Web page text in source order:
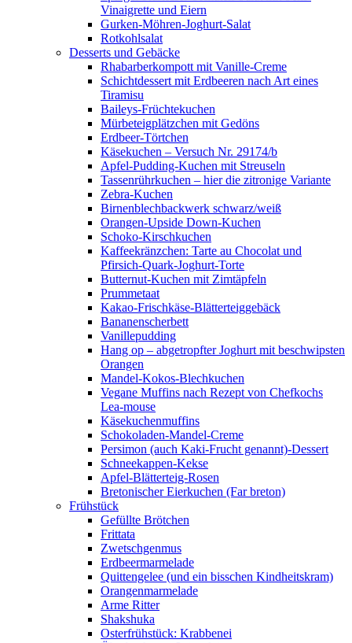
Vinaigrette und Eiern
Gurken-Möhren-Joghurt-Salat
Rotkohlsalat
Desserts und Gebäcke
Rhabarberkompott mit Vanille-Creme
Schichtdessert mit Erdbeeren nach Art eines
Tiramisu
Baileys-Früchtekuchen
Mürbeteigplätzchen mit Gedöns
Erdbeer-Törtchen
Käsekuchen – Versuch Nr. 29174/b
Apfel-Pudding-Kuchen mit Streuseln
Tassenrührkuchen – hier die zitronige Variante
Zebra-Kuchen
Birnenblechbackwerk schwarz/weiß
Orangen-Upside Down-Kuchen
Schoko-Kirschkuchen
Kaffeekränzchen: Tarte au Chocolat und
Pfirsich-Quark-Joghurt-Torte
Butternut-Kuchen mit Zimtäpfeln
Prummetaat
Kakao-Frischkäse-Blätterteiggebäck
Bananenscherbett
Vanillepudding
Hang op – abgetropfter Joghurt mit beschwipsten
Orangen
Mandel-Kokos-Blechkuchen
Vegane Muffins nach Rezept von Chefkochs
Lea-mouse
Käsekuchenmuffins
Schokoladen-Mandel-Creme
Persimon (auch Kaki-Frucht genannt)-Dessert
Schneekappen-Kekse
Apfel-Blätterteig-Rosen
Bretonischer Eierkuchen (Far breton)
Frühstück
Gefüllte Brötchen
Frittata
Zwetschgenmus
Erdbeermarmelade
Quittengelee (und ein bisschen Kindheitskram)
Orangenmarmelade
Arme Ritter
Shakshuka
Osterfrühstück: Krabbenei